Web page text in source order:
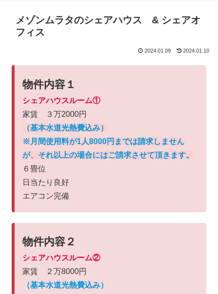
メゾンムラタのシェアハウス & シェアオ
フィス
2024.01.10
2024.01.09
物件内容１
シェアハウスルーム①
家賃 ３万2000円
（基本水道光熱費込み）
※月間使用料が1人8000円までは請求しません
が、それ以上の場合にはご請求させて頂きます。
６畳位
日当たり良好
エアコン完備
物件内容２
シェアハウスルーム②
家賃 ２万8000円
（基本水道光熱費込み）